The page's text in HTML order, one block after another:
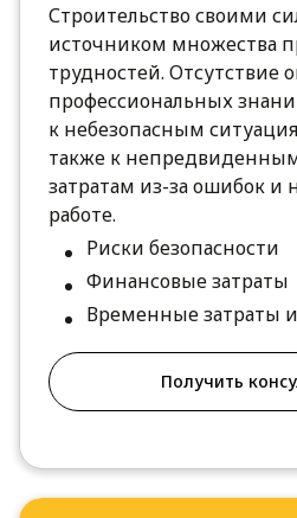
Строительство своими
источником множества
трудностей. Отсутствие
профессиональных
к небезопасным
также к
затратам из-за ошибок и
работе.
Риски безопасности
Финансовые затраты
Временные затраты
Получить